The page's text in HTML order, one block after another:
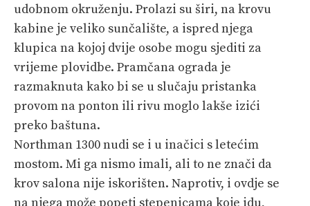
udobnom okruženju. Prolazi su širi, na krovu
kabine je veliko sunčalište, a ispred njega
klupica na kojoj dvije osobe mogu sjediti za
vrijeme plovidbe. Pramčana ograda je
razmaknuta kako bi se u slučaju pristanka
provom na ponton ili rivu moglo lakše izići
preko baštuna.
Northman 1300 nudi se i u inačici s letećim
mostom. Mi ga nismo imali, ali to ne znači da
krov salona nije iskorišten. Naprotiv, i ovdje se
na njega može popeti stepenicama koje idu,